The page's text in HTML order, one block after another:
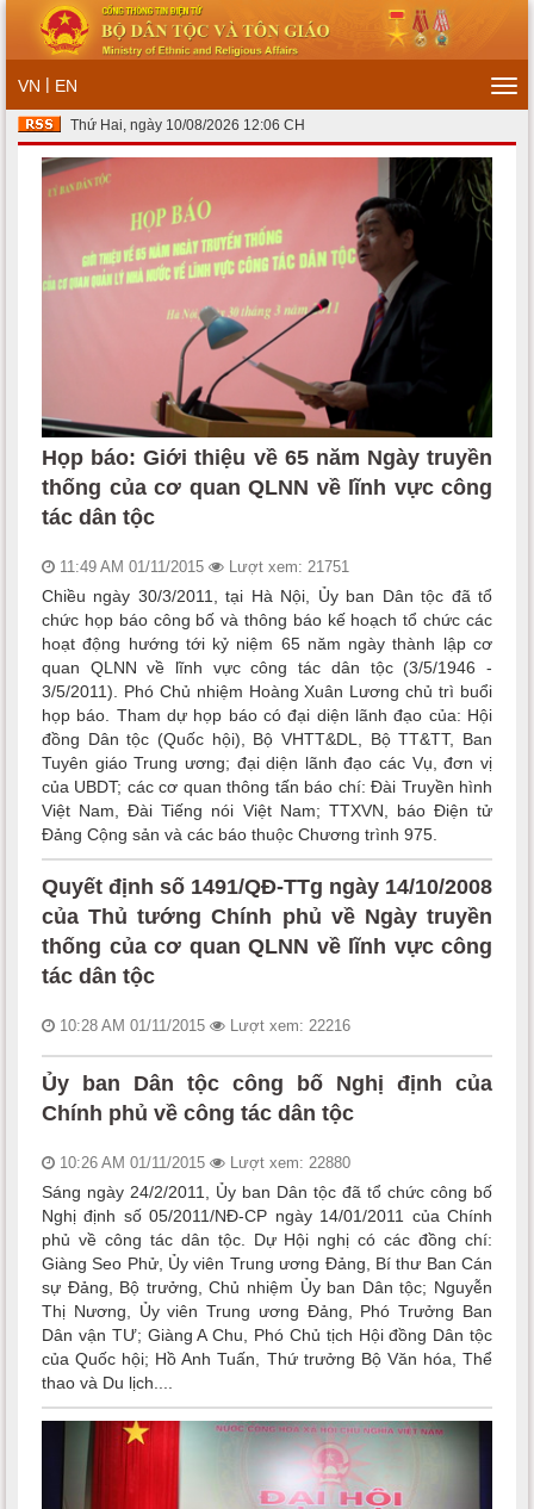
VN | EN
Thứ Hai, ngày 10/08/2026 12:06 CH
Họp báo: Giới thiệu về 65 năm Ngày truyền
thống của cơ quan QLNN về lĩnh vực công
tác dân tộc
11:49 AM 01/11/2015 Lượt xem: 21751
Chiều ngày 30/3/2011, tại Hà Nội, Ủy ban Dân tộc đã tổ
chức họp báo công bố và thông báo kế hoạch tổ chức các
hoạt động hướng tới kỷ niệm 65 năm ngày thành lập cơ
quan QLNN về lĩnh vực công tác dân tộc (3/5/1946 -
3/5/2011). Phó Chủ nhiệm Hoàng Xuân Lương chủ trì buổi
họp báo. Tham dự họp báo có đại diện lãnh đạo của: Hội
đồng Dân tộc (Quốc hội), Bộ VHTT&DL, Bộ TT&TT, Ban
Tuyên giáo Trung ương; đại diện lãnh đạo các Vụ, đơn vị
của UBDT; các cơ quan thông tấn báo chí: Đài Truyền hình
Việt Nam, Đài Tiếng nói Việt Nam; TTXVN, báo Điện tử
Đảng Cộng sản và các báo thuộc Chương trình 975.
Quyết định số 1491/QĐ-TTg ngày 14/10/2008
của Thủ tướng Chính phủ về Ngày truyền
thống của cơ quan QLNN về lĩnh vực công
tác dân tộc
10:28 AM 01/11/2015 Lượt xem: 22216
Ủy ban Dân tộc công bố Nghị định của
Chính phủ về công tác dân tộc
10:26 AM 01/11/2015 Lượt xem: 22880
Sáng ngày 24/2/2011, Ủy ban Dân tộc đã tổ chức công bố
Nghị định số 05/2011/NĐ-CP ngày 14/01/2011 của Chính
phủ về công tác dân tộc. Dự Hội nghị có các đồng chí:
Giàng Seo Phử, Ủy viên Trung ương Đảng, Bí thư Ban Cán
sự Đảng, Bộ trưởng, Chủ nhiệm Ủy ban Dân tộc; Nguyễn
Thị Nương, Ủy viên Trung ương Đảng, Phó Trưởng Ban
Dân vận TƯ; Giàng A Chu, Phó Chủ tịch Hội đồng Dân tộc
của Quốc hội; Hồ Anh Tuấn, Thứ trưởng Bộ Văn hóa, Thể
thao và Du lịch....